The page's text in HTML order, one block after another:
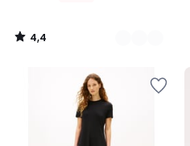
4,4
/